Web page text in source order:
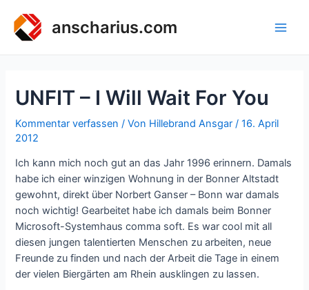
Inhalt
springen
anscharius.com
UNFIT – I Will Wait For You
Kommentar verfassen / Von Hillebrand Ansgar /16. April
2012
Ich kann mich noch gut an das Jahr 1996 erinnern. Damals
habe ich einer winzigen Wohnung in der Bonner Altstadt
gewohnt, direkt über Norbert Ganser – Bonn war damals
noch wichtig! Gearbeitet habe ich damals beim Bonner
Microsoft-Systemhaus comma soft. Es war cool mit all
diesen jungen talentierten Menschen zu arbeiten, neue
Freunde zu finden und nach der Arbeit die Tage in einem
der vielen Biergärten am Rhein ausklingen zu lassen.